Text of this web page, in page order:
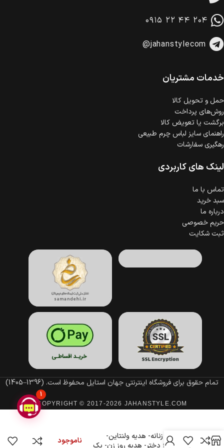
در هنگام خرید محصول، امکان انتخاب پرداخت در محل
وجود دارد.
خرید اقساطی با شرایط آسان و بدون ضامن امکان‌پذیر
است.
گارانتی معتبر برای تمامی محصولات ارائه می‌شود.
۰۹۱۵ ۲۲ ۴۴ ۲۰۴
@jahanstylecom
خدمات مشتریان
حمل‌ و تحویل کالا
روش‌های پرداخت
برگشت یا تعویض کالا
راهنمای سایز لباس چرم طبیعی
رهگیری سفارشات
لینک های کاربردی
تماس با ما
سبد خرید
درباره ما
حریم خصوصی
ثبت شکایت
تمام حقوق برای فروشگاه اینترنتی جهان استایل محفوظ است. (1396–1405)
COPYRIGHT © 2017-2026 JAHANSTYLE.COM
دخترانه و زنانه- هدیه ولنتاین-
کادوی روز دختر- هدیه روز زن- پک
ناموجود
1